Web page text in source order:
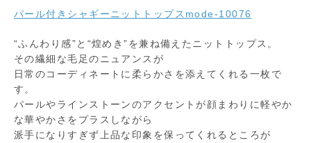
パール付きシャギーニットトップスmode-10076
“ふんわり感”と“煌めき”を兼ね備えたニットトップス。
その繊細な毛足のニュアンスが
日常のコーディネートに柔らかさを添えてくれる一枚で
す。
パールやラインストーンのアクセントが顔まわりに軽やか
な華やかさをプラスしながら
派手になりすぎず上品な印象を保ってくれるところが